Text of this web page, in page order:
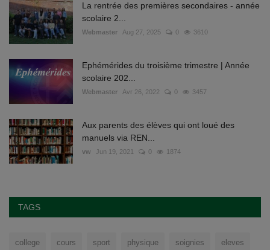
La rentrée des premières secondaires - année
scolaire 2...
Webmaster Aug 27, 2025 0 3610
Ephémérides du troisième trimestre | Année
scolaire 202...
Webmaster Avr 26, 2022 0 3457
Aux parents des élèves qui ont loué des
manuels via REN...
vw Jun 19, 2021 0 1874
TAGS
college cours sport physique soignies eleves